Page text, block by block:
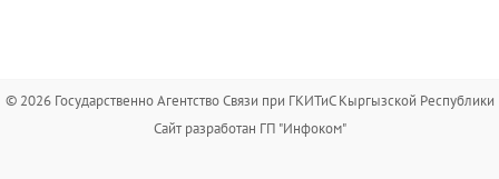
© 2026 Государственно Агентство Связи при ГКИТиС Кыргызской Республики
Сайт разработан ГП "Инфоком"